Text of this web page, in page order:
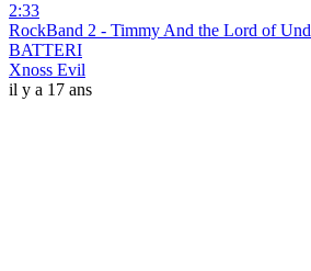
2:33
RockBand 2 - Timmy And the Lord of
BATTERI
Xnoss Evil
il y a 17 ans